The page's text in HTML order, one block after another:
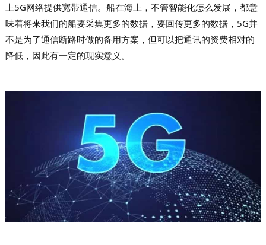
上5G网络提供宽带通信。船在海上，不管智能化怎么发展，都意
味着将来我们的船要采集更多的数据，要回传更多的数据，5G并
不是为了通信断路时做的备用方案，但可以把通讯的资费相对的
降低，因此有一定的现实意义。